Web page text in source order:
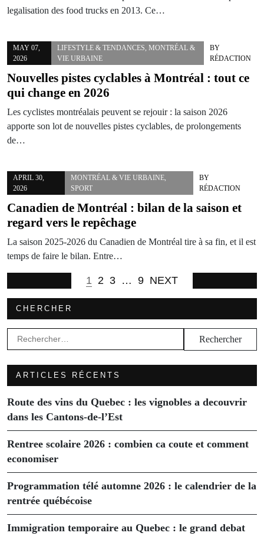
legalisation des food trucks en 2013. Ce…
MAY 07,
2026
LIFESTYLE & TENDANCES,MONTRÉAL &
VIE URBAINE
BY
RÉDACTION
Nouvelles pistes cyclables à Montréal : tout ce
qui change en 2026
Les cyclistes montréalais peuvent se rejouir : la saison 2026
apporte son lot de nouvelles pistes cyclables, de prolongements
de…
APRIL 30,
2026
MONTRÉAL & VIE URBAINE,
SPORT
BY
RÉDACTION
Canadien de Montréal : bilan de la saison et
regard vers le repêchage
La saison 2025-2026 du Canadien de Montréal tire à sa fin, et il est
temps de faire le bilan. Entre…
1 2 3 … 9 NEXT
CHERCHER
Rechercher :
ARTICLES RÉCENTS
Route des vins du Quebec : les vignobles a decouvrir
dans les Cantons-de-l’Est
Rentree scolaire 2026 : combien ca coute et comment
economiser
Programmation télé automne 2026 : le calendrier de la
rentrée québécoise
Immigration temporaire au Quebec : le grand debat